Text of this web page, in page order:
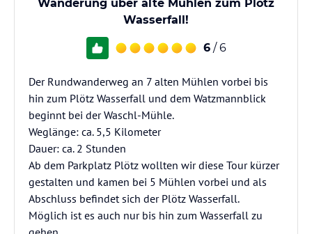
Wanderung über alte Mühlen zum Plötz
Wasserfall!
6 / 6
Der Rundwanderweg an 7 alten Mühlen vorbei bis
hin zum Plötz Wasserfall und dem Watzmannblick
beginnt bei der Waschl-Mühle.
Weglänge: ca. 5,5 Kilometer
Dauer: ca. 2 Stunden
Ab dem Parkplatz Plötz wollten wir diese Tour kürzer
gestalten und kamen bei 5 Mühlen vorbei und als
Abschluss befindet sich der Plötz Wasserfall.
Möglich ist es auch nur bis hin zum Wasserfall zu